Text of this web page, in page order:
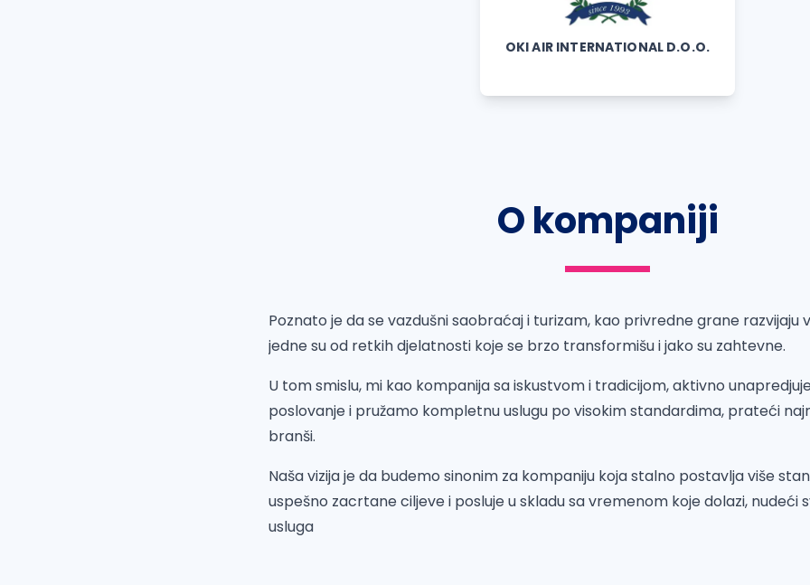
OKI AIR INTERNATIONAL D.O.O.
O kompaniji
Poznato je da se vazdušni saobraćaj i turizam, kao privredne grane razvijaju
jedne su od retkih djelatnosti koje se brzo transformišu i jako su zahtevne.
U tom smislu, mi kao kompanija sa iskustvom i tradicijom, aktivno
poslovanje i pružamo kompletnu uslugu po visokim standardima, prateći
branši.
Naša vizija je da budemo sinonim za kompaniju koja stalno postavlja više
uspešno zacrtane ciljeve i posluje u skladu sa vremenom koje dolazi, nudeći
usluga